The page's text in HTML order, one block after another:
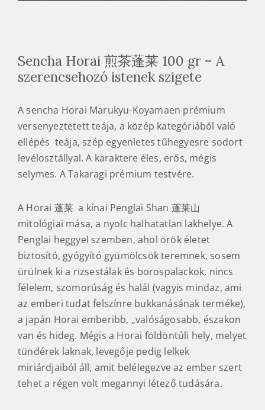
Sencha Horai 煎茶蓬莱 100 gr – A
szerencsehozó istenek szigete
A sencha Horai Marukyu-Koyamaen prémium
versenyeztetett teája, a közép kategóriából való
ellépés teája, szép egyenletes tűhegyesre sodort
levélosztállyal. A karaktere éles, erős, mégis
selymes. A Takaragi prémium testvére.
A Horai 蓬莱 a kínai Penglai Shan 蓬莱山
mitológiai mása, a nyolc halhatatlan lakhelye. A
Penglai heggyel szemben, ahol örök életet
biztosító, gyógyító gyümölcsök teremnek, sosem
ürülnek ki a rizsestálak és borospalackok, nincs
félelem, szomorúság és halál (vagyis mindaz, ami
az emberi tudat felszínre bukkanásának terméke),
a japán Horai emberibb, „valóságosabb, északon
van és hideg. Mégis a Horai földöntúli hely, melyet
tündérek laknak, levegője pedig lelkek
miriárdjaiból áll, amit belélegezve az ember szert
tehet a régen volt megannyi létező tudására.